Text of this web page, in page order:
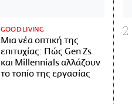
GOOD LIVING
Μια νέα οπτική της
επιτυχίας: Πώς Gen Zs
και Millennials αλλάζουν
το τοπίο της εργασίας